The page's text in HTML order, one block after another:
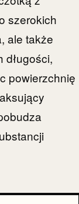
szerokich
ale także
długości,
powierzchnię